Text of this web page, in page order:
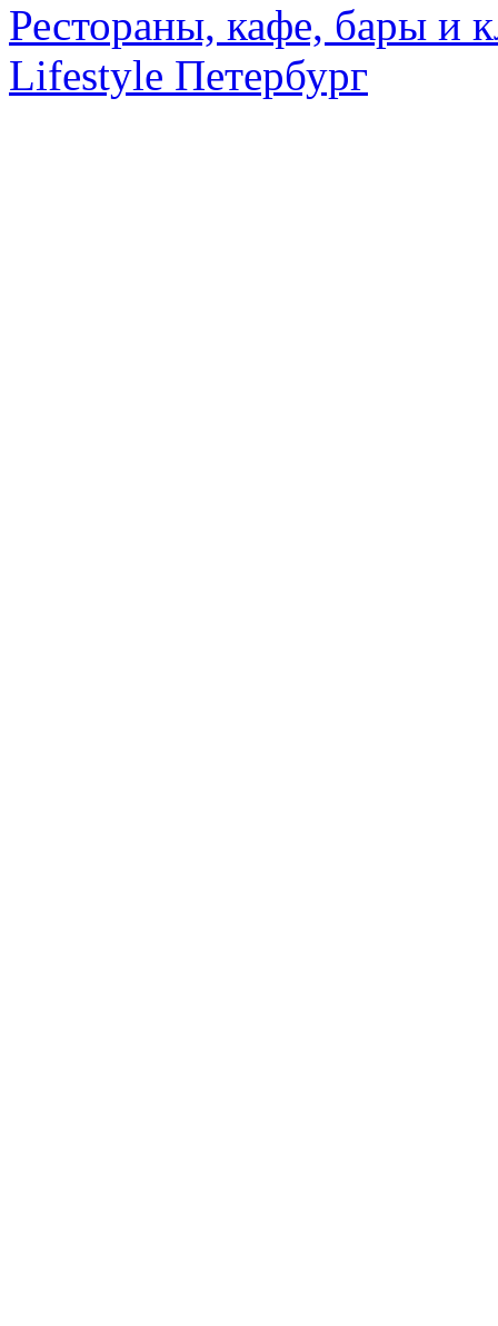
Рестораны, кафе, бары и
Lifestyle Петербург